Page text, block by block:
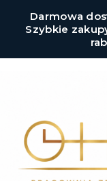
Darmowa
Szybkie